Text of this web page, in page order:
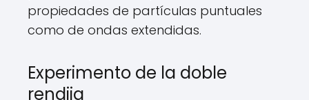
propiedades de partículas puntuales
como de ondas extendidas.
Experimento de la doble
rendija